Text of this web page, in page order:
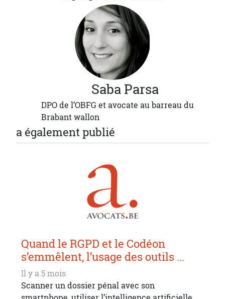
Saba Parsa
DPO de l’OBFG et avocate au barreau du
Brabant wallon
a également publié
Quand le RGPD et le Codéon
s’emmêlent, l’usage des outils ...
Il y a 5 mois
Scanner un dossier pénal avec son